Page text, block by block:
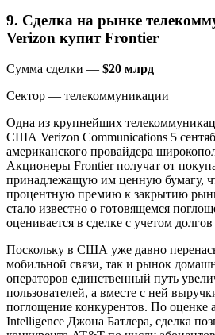
9. Сделка на рынке
Verizon купит Frontier
Сумма сделки — $20 млрд
Сектор — телекоммуникации
Одна из крупнейших
США Verizon Communications 5
американского провайдера
Акционеры Frontier получат от
принадлежащую им ценную бумагу,
процентную премию к закрытию
стало известно о готовящемся
оценивается в сделке с учетом
Поскольку в США уже давно
мобильной связи, так и рынок
операторов единственный путь
пользователей, а вместе с ней
поглощение конкурентов. По оценке
Intelligence Джона Батлера, сделка